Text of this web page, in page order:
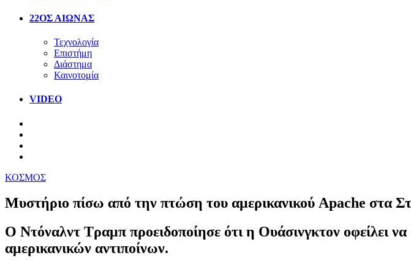
22ΟΣ ΑΙΩΝΑΣ
Τεχνολογία
Επιστήμη
Διάστημα
Καινοτομία
VIDEO
ΚΟΣΜΟΣ
Μυστήριο πίσω από την πτώση του αμερικανικού Apache στα
Ο Ντόναλντ Τραμπ προειδοποίησε ότι η Ουάσινγκτον οφείλει
αμερικανικών αντιποίνων.